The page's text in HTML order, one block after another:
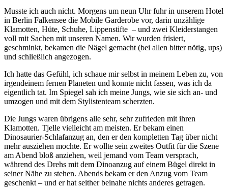
Musste ich auch nicht. Morgens um neun Uhr fuhr in unserem Hotel
in Berlin Falkensee die Mobile Garderobe vor, darin unzählige
Klamotten, Hüte, Schuhe, Lippenstifte – und zwei Kleiderstangen
voll mit Sachen mit unseren Namen. Wir wurden frisiert,
geschminkt, bekamen die Nägel gemacht (bei allen bitter nötig, ups)
und schließlich angezogen.
Ich hatte das Gefühl, ich schaue mir selbst in meinem Leben zu, von
irgendeinem fernen Planeten und konnte nicht fassen, was ich da
eigentlich tat. Im Spiegel sah ich meine Jungs, wie sie sich an- und
umzogen und mit dem Stylistenteam scherzten.
Die Jungs waren übrigens alle sehr, sehr zufrieden mit ihren
Klamotten. Tjelle vielleicht am meisten. Er bekam einen
Dinosaurier-Schlafanzug an, den er den kompletten Tag über nicht
mehr ausziehen mochte. Er wollte sein zweites Outfit für die Szene
am Abend bloß anziehen, weil jemand vom Team versprach,
während des Drehs mit dem Dinoanzug auf einem Bügel direkt in
seiner Nähe zu stehen. Abends bekam er den Anzug vom Team
geschenkt – und er hat seither beinahe nichts anderes getragen.